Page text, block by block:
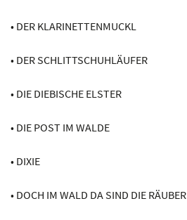
• DER KLARINETTENMUCKL
• DER SCHLITTSCHUHLÄUFER
• DIE DIEBISCHE ELSTER
• DIE POST IM WALDE
• DIXIE
• DOCH IM WALD DA SIND DIE RÄUBER